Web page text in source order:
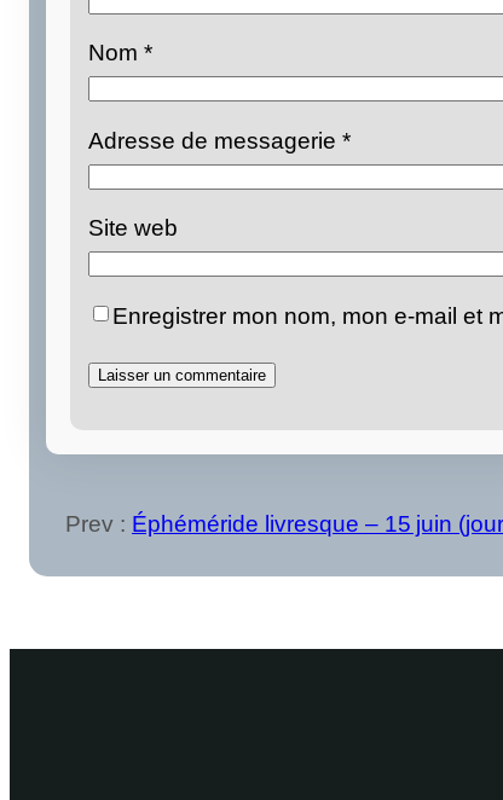
Nom*
Adresse de messagerie*
Site web
Enregistrer mon nom, mon e-mail et
Prev : Éphéméride livresque – 15 juin